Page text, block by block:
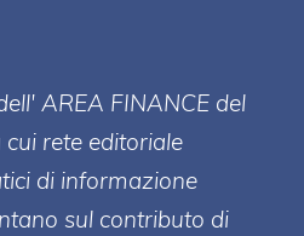
AREA FINANCE del
rete editoriale
di informazione
sul contributo di